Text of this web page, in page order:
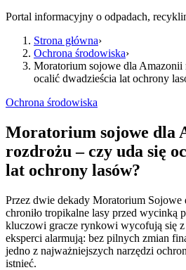
Portal informacyjny o odpadach,
Strona główna›
Ochrona środowiska›
Moratorium sojowe dla Amazonii
ocalić dwadzieścia lat ochrony
Ochrona środowiska
Moratorium sojowe dla
rozdrożu – czy uda się
lat ochrony lasów?
Przez dwie dekady Moratorium Sojowe
chroniło tropikalne lasy przed wycinką
kluczowi gracze rynkowi wycofują się
eksperci alarmują: bez pilnych zmian
jedno z najważniejszych narzędzi
istnieć.